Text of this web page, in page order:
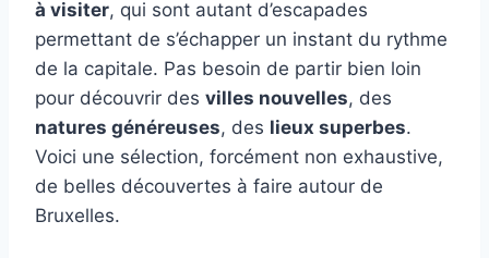
à visiter, qui sont autant d’escapades
permettant de s’échapper un instant du rythme
de la capitale. Pas besoin de partir bien loin
pour découvrir des villes nouvelles, des
natures généreuses, des lieux superbes.
Voici une sélection, forcément non exhaustive,
de belles découvertes à faire autour de
Bruxelles.